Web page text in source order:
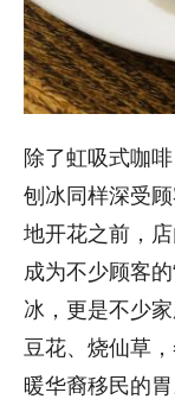
除了虹吸式咖
刨冰同样深受顾
地开花之前，
成为不少顾客
冰，更是不少
豆花、烧仙草
暖华裔移民的胃